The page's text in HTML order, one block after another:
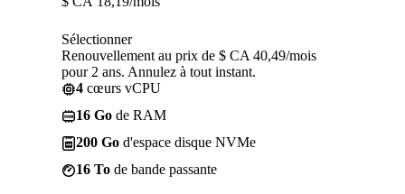
Sélectionner
Renouvellement au prix de $ CA 40,49/mois
pour 2 ans. Annulez à tout instant.
4 cœurs vCPU
16 Go de RAM
200 Go d'espace disque NVMe
16 To de bande passante